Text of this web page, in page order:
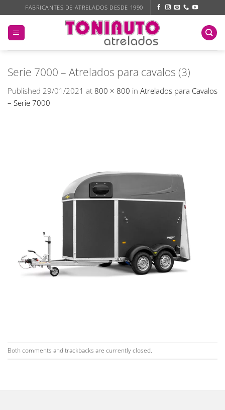
to
content
FABRICANTES DE ATRELADOS DESDE 1990
Serie 7000 – Atrelados para cavalos (3)
Published 29/01/2021 at 800 × 800 in Atrelados para Cavalos
– Serie 7000
Both comments and trackbacks are currently closed.